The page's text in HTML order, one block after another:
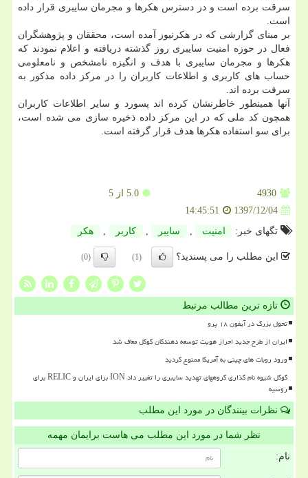
سرقت برده است و در دسترس هكرها و مجرمان سایبری قرار داده
است.
بر مبنای گزارشی كه در هكرنیوز آمده است، محققان و پژوهشگران
فعال در حوزه امنیت سایبری روز گذشته دریافته و اعلام نمودند كه
هكرها و مجرمان سایبری با هدف و انگیزه نامشخص و نامعلومی
حساب های كاربری و اطلاعات كاربران را در مركز داده مذكور به
سرقت برده اند.
آنها همینطور خاطرنشان كرده اند پسورد و سایر اطلاعات كاربران
همچون كد ملی كه در این مركز داده ذخیره سازی می شده است،
برای سو استفاده هكرها هدف قرار گرفته است.
4930
5.0 از 5
1397/12/04
14:45:51
تگهای خبر:
امنیت , سایبر , كاربر , هكر
این مطلب را می پسندید؟ (1)
(0)
تازه ترین مطالب مرتبط
تحول بزرگ در آیفون ۱۸ پرو
ایران از طرح جدید احراز هویت توسعه دهندگان گوگل معاف شد
ورود روبات های چینی به آمریکا ممنوع گردید
گوگل شیوه نام گذاری گروههای تهدید سایبری را تغییر داد ION برای ایران و RELIC برای
روسیه
نظرات بینندگان در مورد این مطلب
نظر شما در مورد این مطلب می هاست برایمان مهمه
نام: